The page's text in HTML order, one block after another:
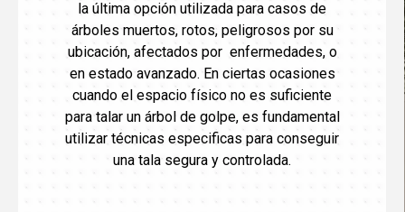
la última opción utilizada para casos de
árboles muertos, rotos, peligrosos por su
ubicación, afectados por enfermedades, o
en estado avanzado. En ciertas ocasiones
cuando el espacio físico no es suficiente
para talar un árbol de golpe, es fundamental
utilizar técnicas especificas para conseguir
una tala segura y controlada.